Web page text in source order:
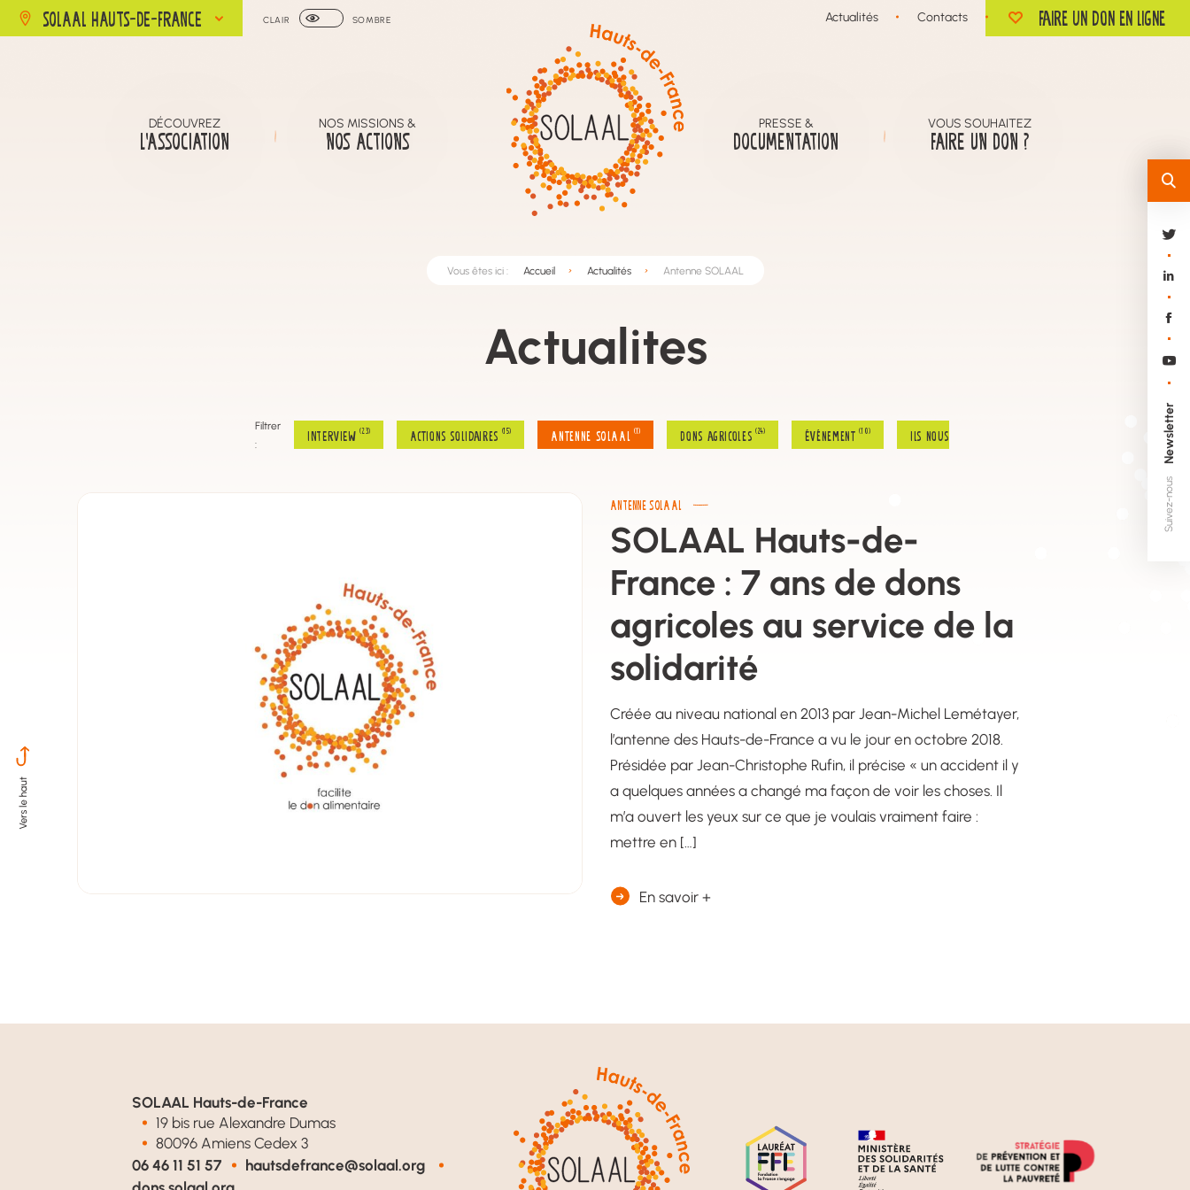
SOLAAL HAUTS-DE-FRANCE CLAIR SOMBRE Actualités Contacts Faire un don en ligne
DÉCOUVREZ
L’ASSOCIATION
NOS MISSIONS &
NOS ACTIONS
PRESSE &
DOCUMENTATION
VOUS SOUHAITEZ
FAIRE UN DON ?
Suivez-nous
Newsletter
Vous êtes ici : Accueil Actualités Antenne SOLAAL
Actualites
Filtrer
:
INTERVIEW (23) Actions solidaires (15) Antenne SOLAAL (1) Dons agricoles (24) Événement (10) Ils nous soutiennent
ANTENNE SOLAAL
SOLAAL Hauts-de-
France : 7 ans de dons
agricoles au service de la
solidarité
Créée au niveau national en 2013 par Jean-Michel Lemétayer,
l’antenne des Hauts-de-France a vu le jour en octobre 2018.
Présidée par Jean-Christophe Rufin, il précise « un accident il y
a quelques années a changé ma façon de voir les choses. Il
m’a ouvert les yeux sur ce que je voulais vraiment faire :
mettre en […]
En savoir +
SOLAAL Hauts-de-France
19 bis rue Alexandre Dumas
80096 Amiens Cedex 3
06 46 11 51 57
hautsdefrance@solaal.org